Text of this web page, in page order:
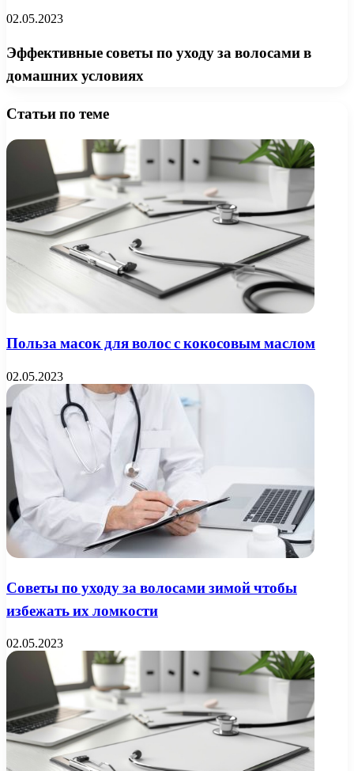
02.05.2023
Эффективные советы по уходу за волосами в
домашних условиях
Статьи по теме
Польза масок для волос с кокосовым маслом
02.05.2023
Советы по уходу за волосами зимой чтобы
избежать их ломкости
02.05.2023